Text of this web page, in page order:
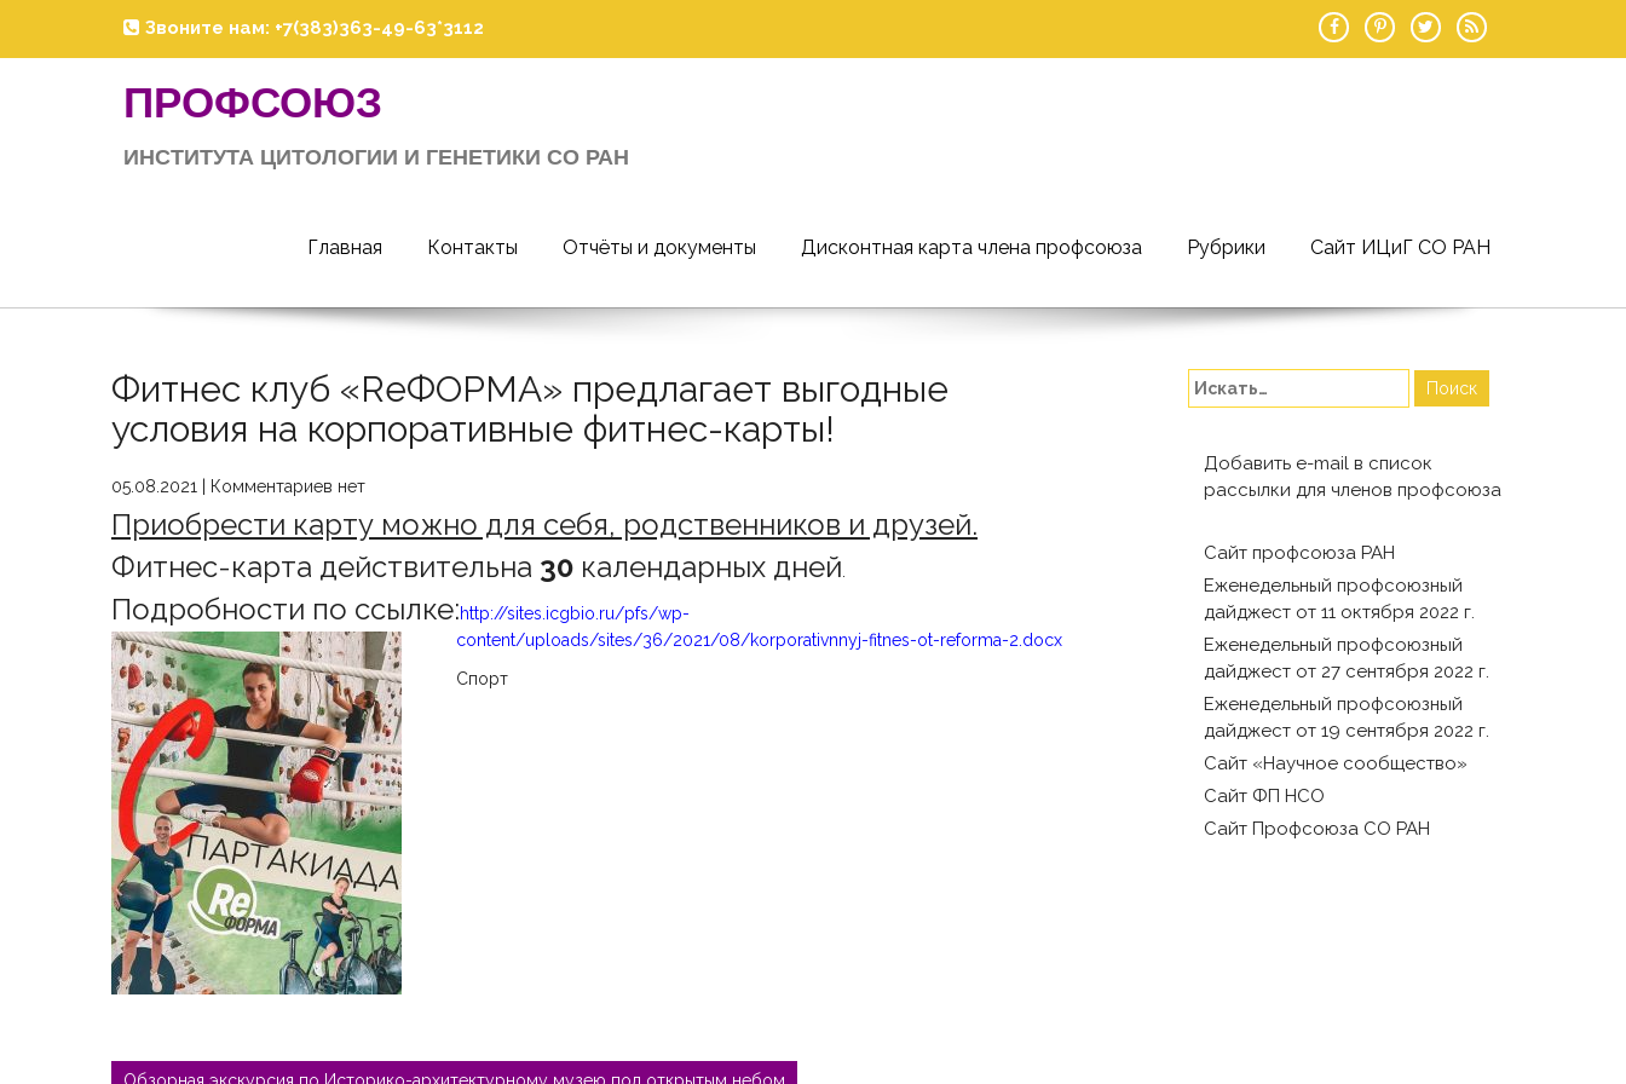
content
Звоните нам: +7(383)363-49-63*3112
ПРОФСОЮЗ
ИНСТИТУТА ЦИТОЛОГИИ И ГЕНЕТИКИ СО РАН
Главная Контакты Отчёты и документы Дисконтная карта члена профсоюза Рубрики Сайт ИЦиГ СО РАН
Фитнес клуб «ReФОРМА» предлагает выгодные
условия на корпоративные фитнес-карты!
05.08.2021 Комментариев нет
Приобрести карту можно для себя, родственников и друзей.
Фитнес-карта действительна 30 календарных дней
Подробности по ссылке:http://sites.icgbio.ru/pfs/wp-
content/uploads/sites/36/2021/08/korporativnnyj-fitnes-ot-reforma-2.docx
Спорт
по
Добавить e-mail в список
рассылки для членов профсоюза
Сайт профсоюза РАН
Еженедельный профсоюзный
дайджест от 11 октября 2022 г.
Еженедельный профсоюзный
дайджест от 27 сентября 2022 г.
Еженедельный профсоюзный
дайджест от 19 сентября 2022 г.
Сайт «Научное сообщество»
Сайт ФП НСО
Сайт Профсоюза СО РАН